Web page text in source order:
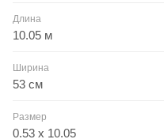
Длина
10.05 м
Ширина
53 см
Размер
0.53 x 10.05